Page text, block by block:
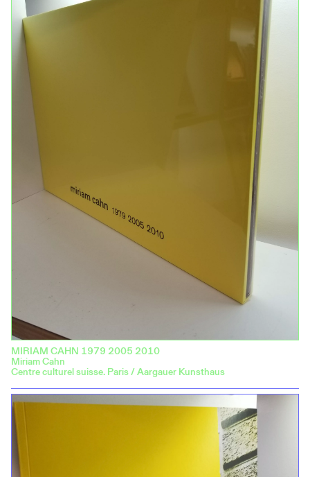
MIRIAM CAHN 1979 2005 2010
Miriam Cahn
Centre culturel suisse. Paris / Aargauer Kunsthaus